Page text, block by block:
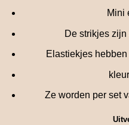
Mini
De strikjes
Elastiekjes
Ze worden per set